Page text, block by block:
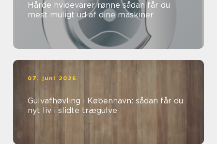
Hårde hvidevarer rønne sådan får du
mest muligt ud af dine maskiner
07. juni 2026
Gulvafhøvling i København: sådan får du
nyt liv i slidte trægulve